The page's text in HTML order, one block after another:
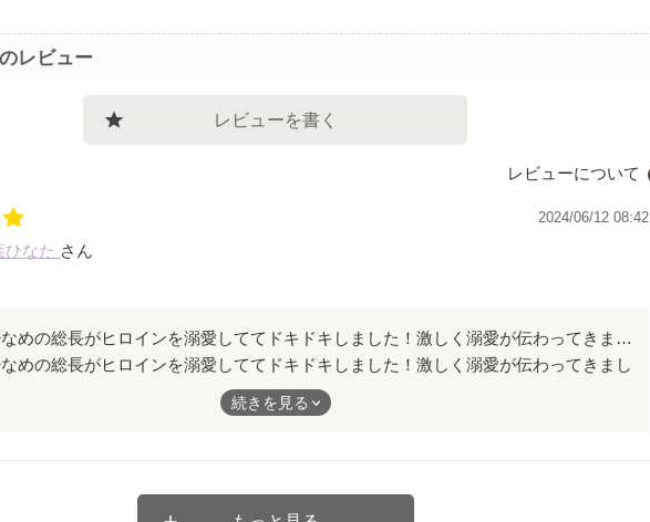
レビュー
レビューを書く
レビューについて
2024/06/12 08:42
ひなた さん
割と口数少なめの総長がヒロインを溺愛しててドキドキしました！激しく溺愛が伝わってきました！ありがとうございます！
めの総長がヒロインを溺愛しててドキドキしました！激しく溺愛が伝わってきまし
続きを見る